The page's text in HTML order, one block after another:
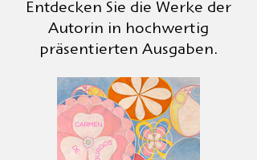
Entdecken Sie die Werke der
Autorin in hochwertig
präsentierten Ausgaben.